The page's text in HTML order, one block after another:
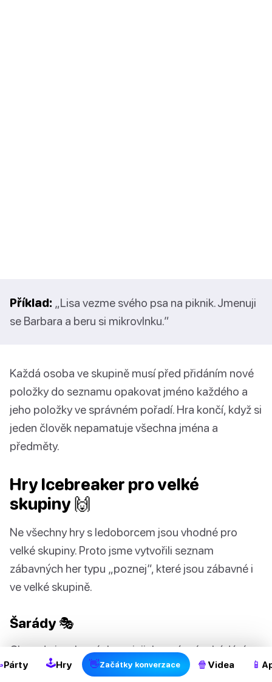
Příklad: „Lisa vezme svého psa na piknik. Jmenuji
se Barbara a beru si mikrovlnku.”
Každá osoba ve skupině musí před přidáním nové
položky do seznamu opakovat jméno každého a
jeho položky ve správném pořadí. Hra končí, když si
jeden člověk nepamatuje všechna jména a
předměty.
Hry Icebreaker pro velké
skupiny 🙌
Ne všechny hry s ledoborcem jsou vhodné pro
velké skupiny. Proto jsme vytvořili seznam
zábavných her typu „poznej“, které jsou zábavné i
ve velké skupině.
Šarády 🎭
Charade je o hraní slov a jejich správném hádání.
Nejprve rozdělte všechny hráče do dvou týmů. Poté
Párty 🕹Hry 👋Začátky konverzace 🍿 Videa 📱